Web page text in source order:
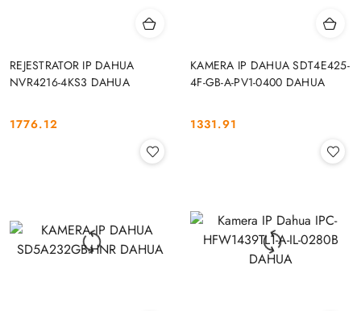
REJESTRATOR IP DAHUA
NVR4216-4KS3 DAHUA
Cena:
1776.12
KAMERA IP DAHUA SDT4E425-
4F-GB-A-PV1-0400 DAHUA
Cena:
1331.91